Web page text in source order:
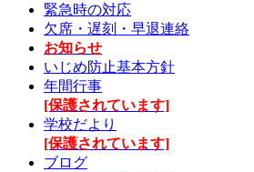
緊急時の対応
欠席・遅刻・早退連絡
お知らせ
いじめ防止基本方針
年間行事
[保護されています]
学校だより
[保護されています]
ブログ